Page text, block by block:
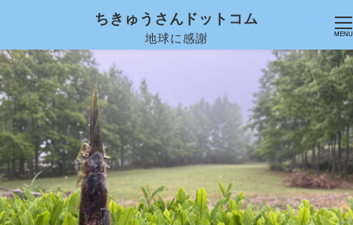
ちきゅうさんドットコム
地球に感謝 MENU